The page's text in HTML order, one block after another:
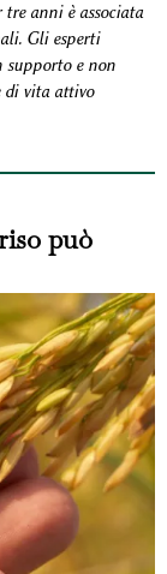
anni è associata
Gli esperti
supporto e non
di vita attivo
può